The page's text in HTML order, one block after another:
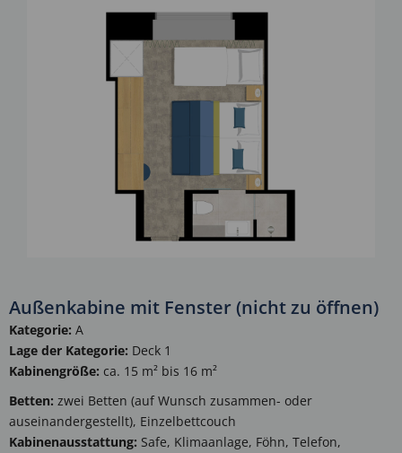
Außenkabine mit Fenster (nicht zu öffnen)
Kategorie: A
Lage der Kategorie: Deck 1
Kabinengröße: ca. 15 m² bis 16 m²
Betten: zwei Betten (auf Wunsch zusammen- oder
auseinandergestellt), Einzelbettcouch
Kabinenausstattung: Safe, Klimaanlage, Föhn, Telefon,